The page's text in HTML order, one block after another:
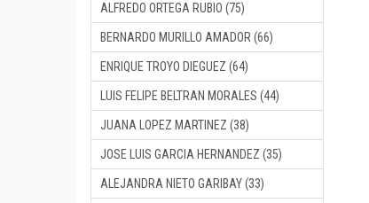
ALFREDO ORTEGA RUBIO (75)
BERNARDO MURILLO AMADOR (66)
ENRIQUE TROYO DIEGUEZ (64)
LUIS FELIPE BELTRAN MORALES (44)
JUANA LOPEZ MARTINEZ (38)
JOSE LUIS GARCIA HERNANDEZ (35)
ALEJANDRA NIETO GARIBAY (33)